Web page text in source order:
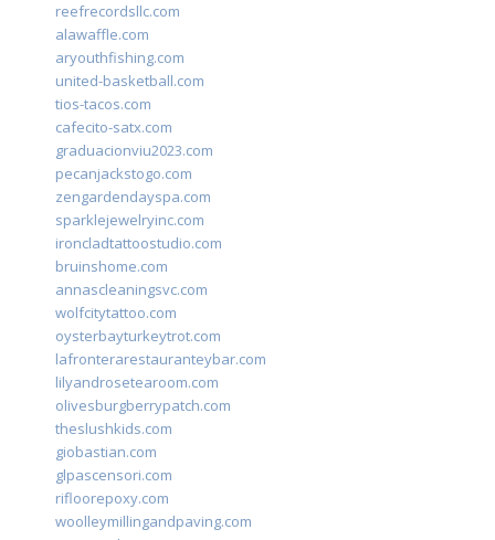
reefrecordsllc.com
alawaffle.com
aryouthfishing.com
united-basketball.com
tios-tacos.com
cafecito-satx.com
graduacionviu2023.com
pecanjackstogo.com
zengardendayspa.com
sparklejewelryinc.com
ironcladtattoostudio.com
bruinshome.com
annascleaningsvc.com
wolfcitytattoo.com
oysterbayturkeytrot.com
lafronterarestauranteybar.com
lilyandrosetearoom.com
olivesburgberrypatch.com
theslushkids.com
giobastian.com
glpascensori.com
rifloorepoxy.com
woolleymillingandpaving.com